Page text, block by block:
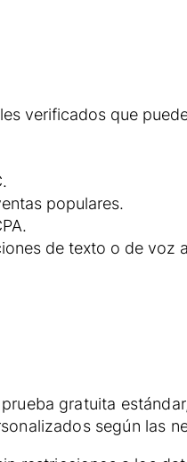
verificados que
populares.
de texto o de voz
gratuita
según las